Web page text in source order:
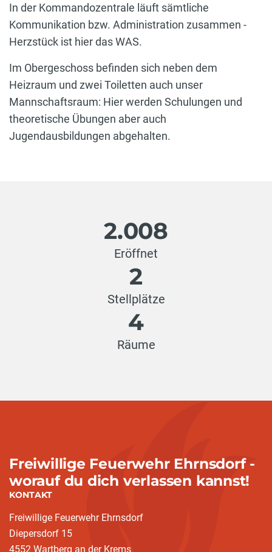
In der Kommandozentrale läuft sämtliche
Kommunikation bzw. Administration zusammen -
Herzstück ist hier das WAS.
Im Obergeschoss befinden sich neben dem
Heizraum und zwei Toiletten auch unser
Mannschaftsraum: Hier werden Schulungen und
theoretische Übungen aber auch
Jugendausbildungen abgehalten.
2.008
Eröffnet
2
Stellplätze
4
Räume
Freiwillige Feuerwehr Ehrnsdorf -
worauf du dich verlassen kannst!
KONTAKT
Freiwillige Feuerwehr Ehrnsdorf
Diepersdorf 15
4552 Wartberg an der Krems